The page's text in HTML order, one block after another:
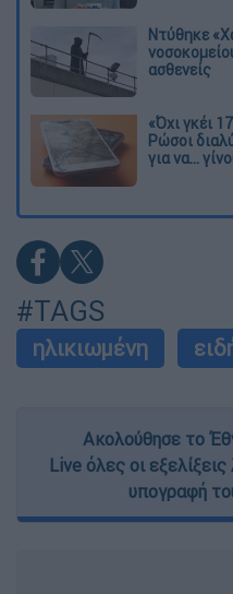
Ντύθηκε
ασθενείς
«Όχι γκέι
Ρώσοι
για να...
#TAGS
ηλικιωμένη
Ακολούθησε το
Live όλες οι
υπογραφή